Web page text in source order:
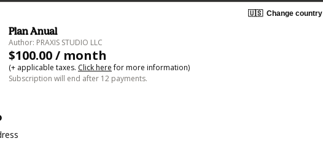
🇺🇸 Change country
Plan Anual
Author: PRAXIS STUDIO LLC
$100.00 / month
(+ applicable taxes. Click herefor more information)
Subscription will end after 12 payments.